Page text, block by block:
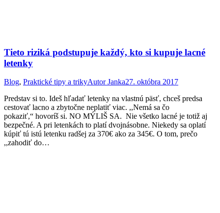
Tieto riziká podstupuje každý, kto si kupuje lacné
letenky
Blog, Praktické tipy a trikyAutorJanka27. októbra 2017
Predstav si to. Ideš hľadať letenky na vlastnú päsť, chceš predsa
cestovať lacno a zbytočne neplatiť viac. ,,Nemá sa čo
pokaziť,“ hovoríš si. NO MÝLIŠ SA. Nie všetko lacné je totiž aj
bezpečné. A pri letenkách to platí dvojnásobne. Niekedy sa oplatí
kúpiť tú istú letenku radšej za 370€ ako za 345€. O tom, prečo
,,zahodiť do…